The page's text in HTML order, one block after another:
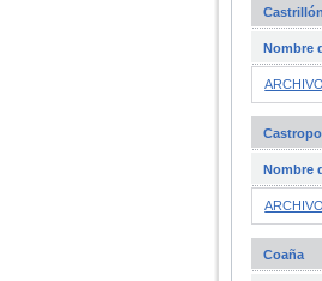
Castrillón
Nombre
Nombre
Coaña